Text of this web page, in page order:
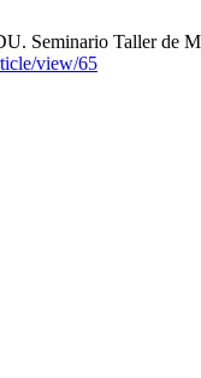
Seminario Taller de
view/65